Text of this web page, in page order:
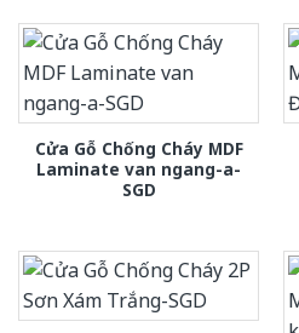
Cửa Gỗ Chống Cháy MDF
Laminate van ngang-a-
SGD